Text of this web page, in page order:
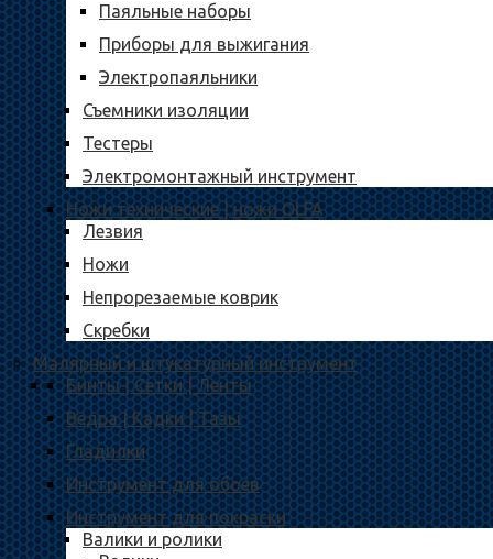
Паяльные наборы
Приборы для выжигания
Электропаяльники
Съемники изоляции
Тестеры
Электромонтажный инструмент
Ножи технические | ножи OLFA
Лезвия
Ножи
Непрорезаемые коврик
Скребки
Малярный и штукатурный инструмент
Бинты | Сетки | Ленты
Ведра | Кадки | Тазы
Гладилки
Инструмент для обоев
Инструмент для покраски
Валики и ролики